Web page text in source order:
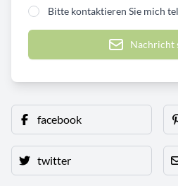
Bitte kontaktieren Sie mich
Nachricht
facebook
twitter